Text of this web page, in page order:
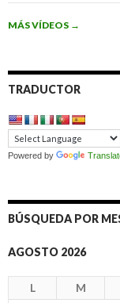
MÁS VÍDEOS →
TRADUCTOR
Powered by
BÚSQUEDA POR
AGOSTO 2026
L M